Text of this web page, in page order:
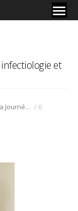
et
Grand succès de la Journée de la recherche des Programmes de microbiologie et maladies infectieuses de l’adulte. / 6